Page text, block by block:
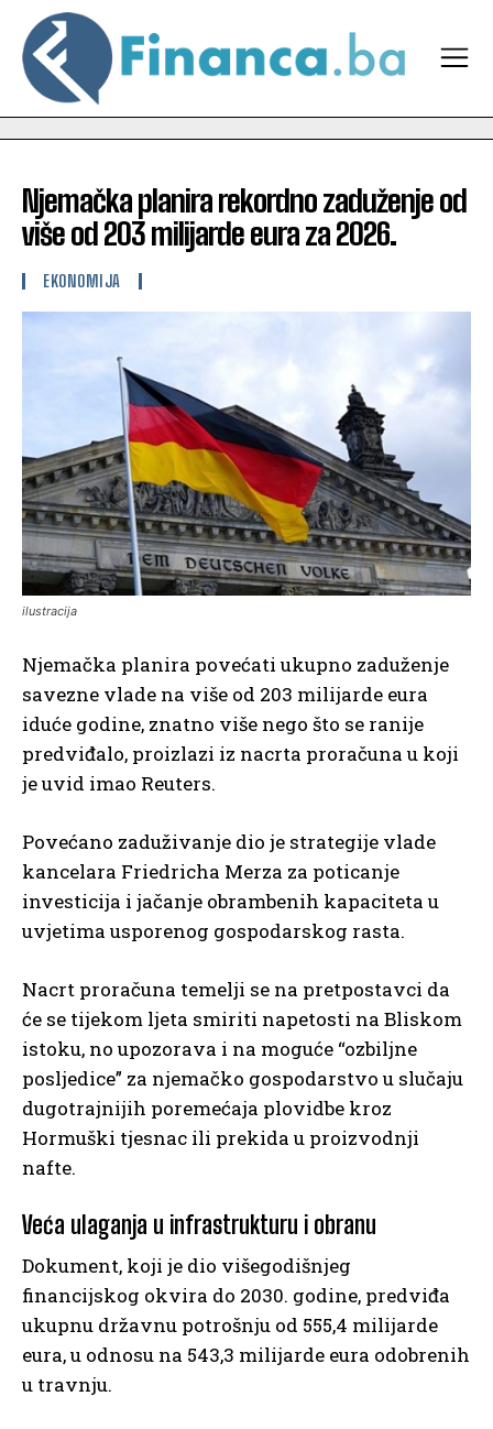
Njemačka planira rekordno zaduženje od
više od 203 milijarde eura za 2026.
EKONOMIJA
ilustracija
Njemačka planira povećati ukupno zaduženje
savezne vlade na više od 203 milijarde eura
iduće godine, znatno više nego što se ranije
predviđalo, proizlazi iz nacrta proračuna u koji
je uvid imao Reuters.
Povećano zaduživanje dio je strategije vlade
kancelara Friedricha Merza za poticanje
investicija i jačanje obrambenih kapaciteta u
uvjetima usporenog gospodarskog rasta.
Nacrt proračuna temelji se na pretpostavci da
će se tijekom ljeta smiriti napetosti na Bliskom
istoku, no upozorava i na moguće “ozbiljne
posljedice” za njemačko gospodarstvo u slučaju
dugotrajnijih poremećaja plovidbe kroz
Hormuški tjesnac ili prekida u proizvodnji
nafte.
Veća ulaganja u infrastrukturu i obranu
Dokument, koji je dio višegodišnjeg
financijskog okvira do 2030. godine, predviđa
ukupnu državnu potrošnju od 555,4 milijarde
eura, u odnosu na 543,3 milijarde eura odobrenih
u travnju.